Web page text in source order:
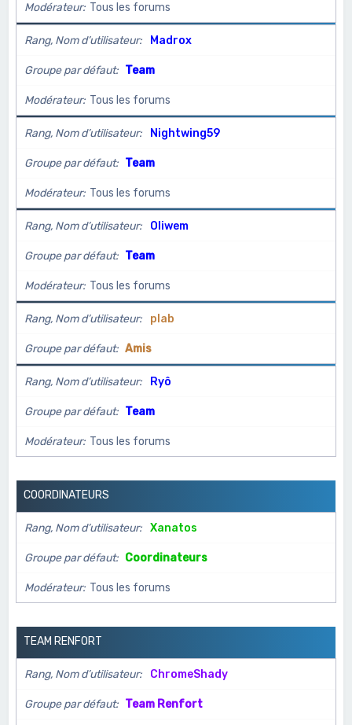
Modérateur Tous les forums
Rang, Nom d’utilisateur Madrox
Groupe par défaut Team
Modérateur Tous les forums
Rang, Nom d’utilisateur Nightwing59
Groupe par défaut Team
Modérateur Tous les forums
Rang, Nom d’utilisateur Oliwem
Groupe par défaut Team
Modérateur Tous les forums
Rang, Nom d’utilisateur plab
Groupe par défaut Amis
Rang, Nom d’utilisateur Ryô
Groupe par défaut Team
Modérateur Tous les forums
COORDINATEURS
Rang, Nom d’utilisateur Xanatos
Groupe par défaut Coordinateurs
Modérateur Tous les forums
TEAM RENFORT
Rang, Nom d’utilisateur ChromeShady
Groupe par défaut Team Renfort